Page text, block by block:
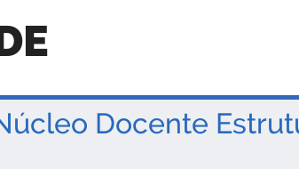
Docente